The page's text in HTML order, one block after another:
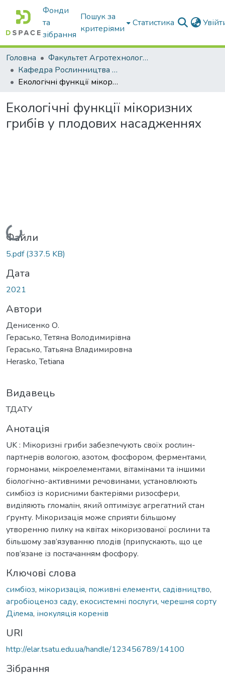
Фонди
та
зібрання
Пошук за
критеріями
Статистика
Головна
Факультет Агротехнологій та екології
Кафедра Рослинництва та садівництва ім. професора В.В. Калитки
Екологічні функції мікоризних грибів у плодових насадженнях
Екологічні функції мікоризних
грибів у плодових насадженнях
Вантажиться...
Файли
5.pdf(337.5 KB)
Дата
2021
Автори
Денисенко О.
Герасько, Тетяна Володимирівна
Герасько, Татьяна Владимировна
Herasko, Tetiana
Видавець
ТДАТУ
Анотація
UK : Мікоризні гриби забезпечують своїх рослин-
партнерів вологою, азотом, фосфором, ферментами,
гормонами, мікроелементами, вітамінами та іншими
біологічно-активними речовинами, установлюють
симбіоз із корисними бактеріями ризосфери,
виділяють гломалін, який оптимізує агрегатний стан
ґрунту. Мікоризація може сприяти більшому
утворенню пилку на квітах мікоризованої рослини та
більшому зав’язуванню плодів (припускають, що це
пов’язане із постачанням фосфору.
Ключові слова
симбіоз, мікоризація, поживні елементи, садівництво,
агробіоценоз саду, екосистемні послуги, черешня сорту
Ділема, інокуляція коренів
URI
http://elar.tsatu.edu.ua/handle/123456789/14100
Зібрання